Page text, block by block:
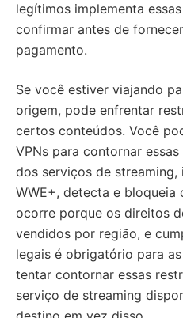
legítimos implementa
confirmar antes de
pagamento.
Se você estiver viajando
origem, pode enfrentar
certos conteúdos. Você
VPNs para contornar
dos serviços de streaming,
WWE+, detecta e bloqueia
ocorre porque os direitos
vendidos por região, e
legais é obrigatório para
tentar contornar essas
serviço de streaming